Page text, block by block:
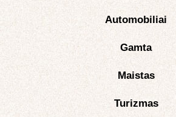
Automobiliai
Gamta
Maistas
Turizmas